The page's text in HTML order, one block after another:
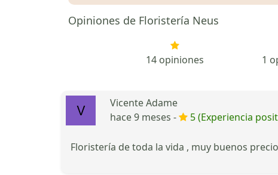
Opiniones de Floristería Neus
14 opiniones 1
Vicente Adame
hace 9 meses -
5 (Experiencia
Floristería de toda la vida , muy buenos